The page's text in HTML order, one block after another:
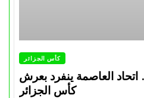
كأس الجزائر
اتحاد العاصمة ينفرد بعرش
كأس الجزائر